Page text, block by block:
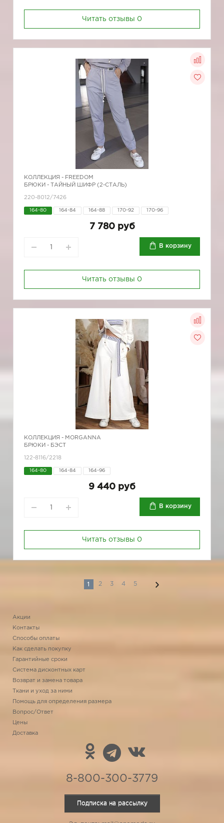
Читать отзывы 0
КОЛЛЕКЦИЯ - FREEDOM
БРЮКИ - ТАЙНЫЙ ШИФР (2-СТАЛЬ)
220-8012/7426
164-80 164-84 164-88 170-92 170-96
7 780 руб
В корзину
Читать отзывы 0
КОЛЛЕКЦИЯ - MORGANNA
БРЮКИ - БЭСТ
122-8116/2218
164-80 164-84 164-96
9 440 руб
В корзину
Читать отзывы 0
1 2 3 4 5
Акции
Контакты
Способы оплаты
Как сделать покупку
Гарантийные сроки
Система дисконтных карт
Возврат и замена товара
Ткани и уход за ними
Помощь для определения размера
Вопрос/Ответ
Цены
Доставка
8-800-300-3779
Подписка на рассылку